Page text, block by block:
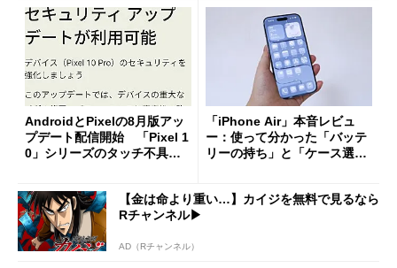
AndroidとPixelの8月版アッ
プデート配信開始 「Pixel 1
0」シリーズのタッチ不具合
「iPhone Air」本音レビュ
ー：使って分かった「バッテ
リーの持ち」と「ケース選
【金は命より重い…】カイジを無料で見るなら
Rチャンネル▶︎
AD（Rチャンネル）